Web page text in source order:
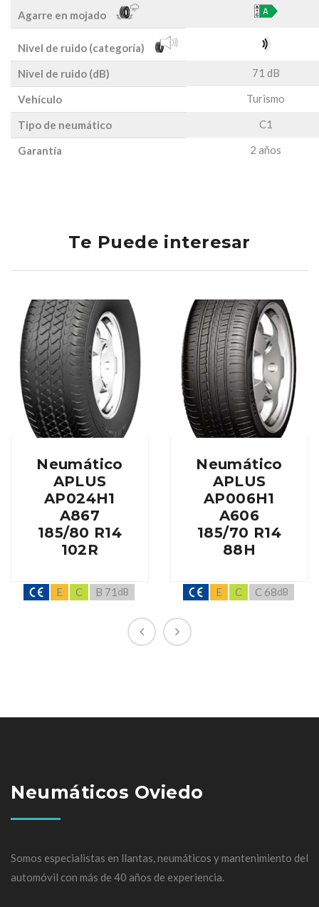
Agarre en mojado
Nivel de ruido (categoría)
Nivel de ruido (dB)
71 dB
Vehículo Turismo
Tipo de neumático C1
Garantía 2 años
Te Puede interesar
Neumático
APLUS
AP024H1
A867
185/80 R14
102R
E C B 71 dB
Neumático
APLUS
AP006H1
A606
185/70 R14
88H
E C C 68dB
Neumáticos Oviedo
Somos especialistas en llantas, neumáticos y mantenimiento del
automóvil con más de 40 años de experiencia.